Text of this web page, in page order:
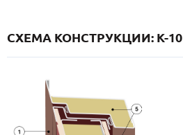
СХЕМА КОНСТРУКЦИИ: K-10